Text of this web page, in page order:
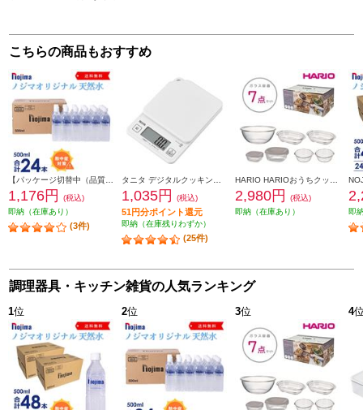
こちらの商品もおすすめ
1,176円
(税込)
即納（在庫あり）
(3件)
1,035円 (税込)
51円分ポイント還元
即納（在庫残りわずか）
(25件)
2,980円
(税込)
即納（在庫あり）
即
調理器具・キッチン雑貨の人気ランキング
1位 2位 3位 4